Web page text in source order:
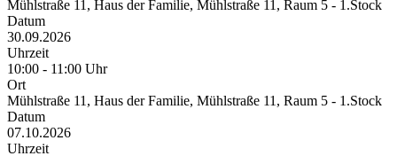
Mühlstraße 11, Haus der Familie, Mühlstraße 11, Raum 5 - 1.Stock
Datum
30.09.2026
Uhrzeit
10:00 - 11:00 Uhr
Ort
Mühlstraße 11, Haus der Familie, Mühlstraße 11, Raum 5 - 1.Stock
Datum
07.10.2026
Uhrzeit